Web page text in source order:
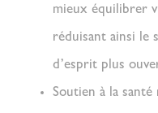
mieux équilibrer
réduisant ainsi le
d’esprit plus
Soutien à la santé